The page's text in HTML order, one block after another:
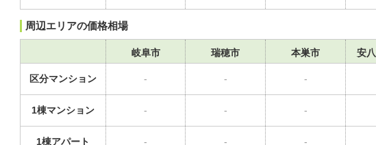
周辺エリアの価格相場
岐阜市 瑞穂市 本巣市 安
区分マンション - - -
1棟マンション - - -
1棟アパート - - -